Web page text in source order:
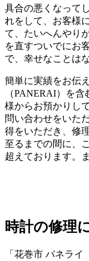
具合の悪くなって
れをして、お客様
て、たいへんやり
を直すついでにお
で、幸せなことは
簡単に実績をお伝
（PANERAI）を
様からお預かりし
問い合わせをいた
得をいただき、修
至るまでの間に、
超えております。
時計の修理
「花巻市 パネラ